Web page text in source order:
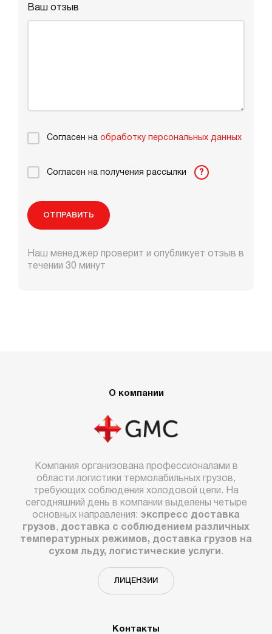
Ваш отзыв
Согласен на обработку персональных данных
Согласен на получения рассылки ?
ОТПРАВИТЬ
Наш менеджер проверит и опубликует отзыв в
течении 30 минут
О компании
Компания организована профессионалами в
области логистики термолабильных грузов,
требующих соблюдения холодовой цепи. На
сегодняшний день в компании выделены четыре
основных направления: экспресс доставка
грузов, доставка с соблюдением различных
температурных режимов, доставка грузов на
сухом льду, логистические услуги .
ЛИЦЕНЗИИ
Контакты